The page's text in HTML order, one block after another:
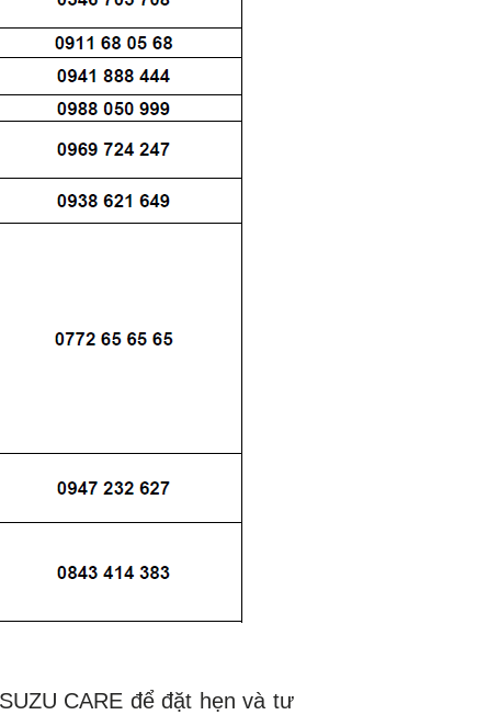
CARE để đặt hẹn và tư